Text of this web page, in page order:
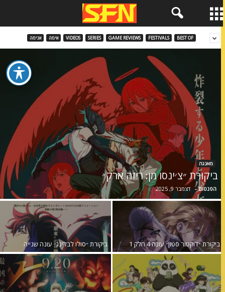
BEST OF
FESTIVALS
GAME REVIEWS
SERIES
VIDEOS אימה אנימה
מאנגה
ביקורת ״צ׳ינסו מן: ריזה ארק״
הפנטום - דצמבר 9, 2025
ביקורת ״סולו לבלינג״ עונה שנייה ביקורת ״דוקטור סטון״ עונה 4 חלק 1